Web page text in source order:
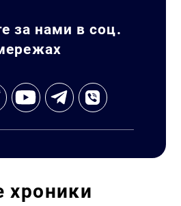
за нами в соц.
хроники